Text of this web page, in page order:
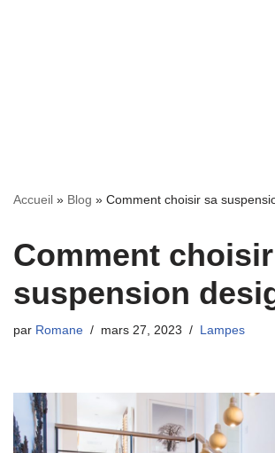
Accueil » Blog » Comment choisir sa
Comment
suspension
par Romane mars 27, 2023 Lampes